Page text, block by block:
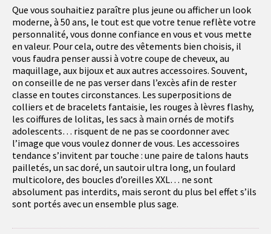
Que vous souhaitiez paraître plus jeune ou afficher un look
moderne, à 50 ans, le tout est que votre tenue reflète votre
personnalité, vous donne confiance en vous et vous mette
en valeur. Pour cela, outre des vêtements bien choisis, il
vous faudra penser aussi à votre coupe de cheveux, au
maquillage, aux bijoux et aux autres accessoires. Souvent,
on conseille de ne pas verser dans l’excès afin de rester
classe en toutes circonstances. Les superpositions de
colliers et de bracelets fantaisie, les rouges à lèvres flashy,
les coiffures de lolitas, les sacs à main ornés de motifs
adolescents… risquent de ne pas se coordonner avec
l’image que vous voulez donner de vous. Les accessoires
tendance s’invitent par touche : une paire de talons hauts
pailletés, un sac doré, un sautoir ultra long, un foulard
multicolore, des boucles d’oreilles XXL… ne sont
absolument pas interdits, mais seront du plus bel effet s’ils
sont portés avec un ensemble plus sage.